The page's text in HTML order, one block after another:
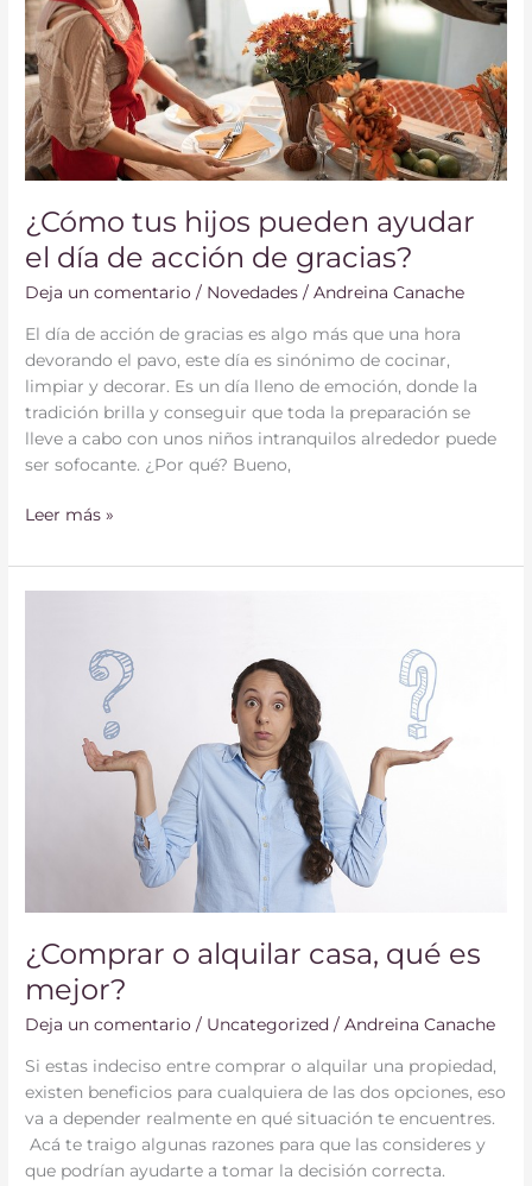
¿Cómo tus hijos pueden ayudar
el día de acción de gracias?
Deja un comentario / Novedades /Andreina Canache
El día de acción de gracias es algo más que una hora
devorando el pavo, este día es sinónimo de cocinar,
limpiar y decorar. Es un día lleno de emoción, donde la
tradición brilla y conseguir que toda la preparación se
lleve a cabo con unos niños intranquilos alrededor puede
ser sofocante. ¿Por qué? Bueno,
ayudar
el
día
de
acción
de
gracias?
Leer más »
¿Comprar o alquilar casa, qué es
mejor?
Deja un comentario / Uncategorized /Andreina Canache
Si estas indeciso entre comprar o alquilar una propiedad,
existen beneficios para cualquiera de las dos opciones, eso
va a depender realmente en qué situación te encuentres.
Acá te traigo algunas razones para que las consideres y
que podrían ayudarte a tomar la decisión correcta.
mejor?